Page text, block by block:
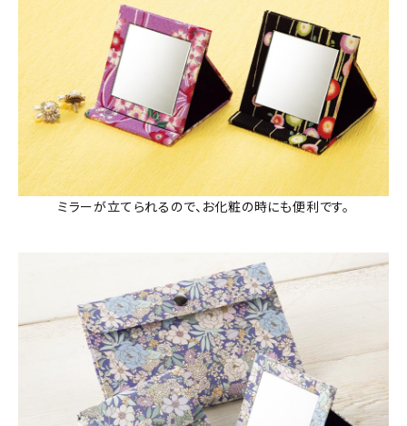
ミラーが立てられるので、お化粧の時にも便利です。